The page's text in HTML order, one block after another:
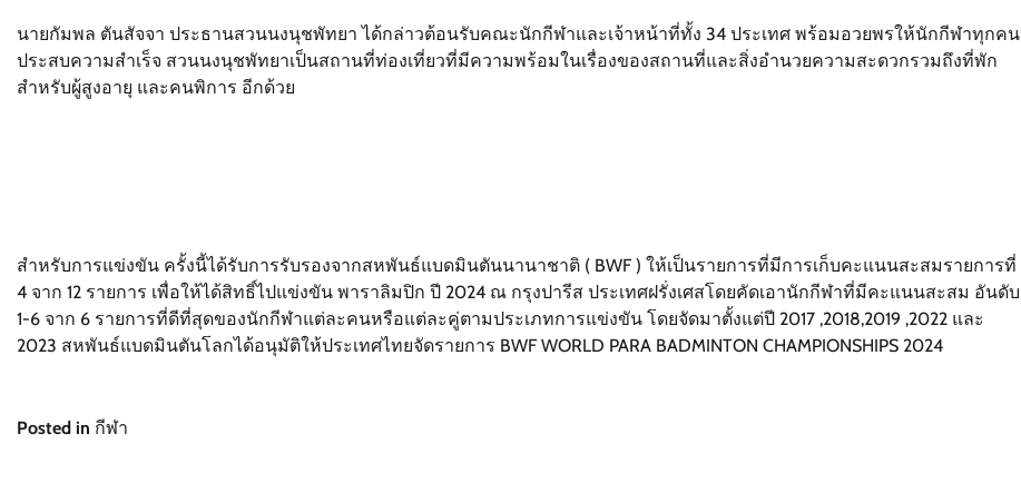
นายกัมพล ตันสัจจา ประธานสวนนงนุชพัทยา ได้กล่าวต้อนรับคณะนักกีฬาและเจ้าหน้าที่ทั้ง 34 ประเทศ พร้อมอวยพรให้นักกีฬาทุกคน
ประสบความสำเร็จ สวนนงนุชพัทยาเป็นสถานที่ท่องเที่ยวที่มีความพร้อมในเรื่องของสถานที่และสิ่งอำนวยความสะดวกรวมถึงที่พัก
สำหรับผู้สูงอายุ และคนพิการ อีกด้วย
สำหรับการแข่งขัน ครั้งนี้ได้รับการรับรองจากสหพันธ์แบดมินตันนานาชาติ ( BWF ) ให้เป็นรายการที่มีการเก็บคะแนนสะสมรายการที่
4 จาก 12 รายการ เพื่อให้ได้สิทธิ์ไปแข่งขัน พาราลิมปิก ปี 2024 ณ กรุงปารีส ประเทศฝรั่งเศสโดยคัดเอานักกีฬาที่มีคะแนนสะสม อันดับ
1-6 จาก 6 รายการที่ดีที่สุดของนักกีฬาแต่ละคนหรือแต่ละคู่ตามประเภทการแข่งขัน โดยจัดมาตั้งแต่ปี 2017 ,2018,2019 ,2022 และ
2023 สหพันธ์แบดมินตันโลกได้อนุมัติให้ประเทศไทยจัดรายการ BWF WORLD PARA BADMINTON CHAMPIONSHIPS 2024
Posted in กีฬา